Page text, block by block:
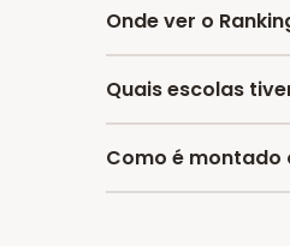
A média de nota
Onde ver o
No Melhor Escola
Quais escolas
As escolas com as
Como é montado